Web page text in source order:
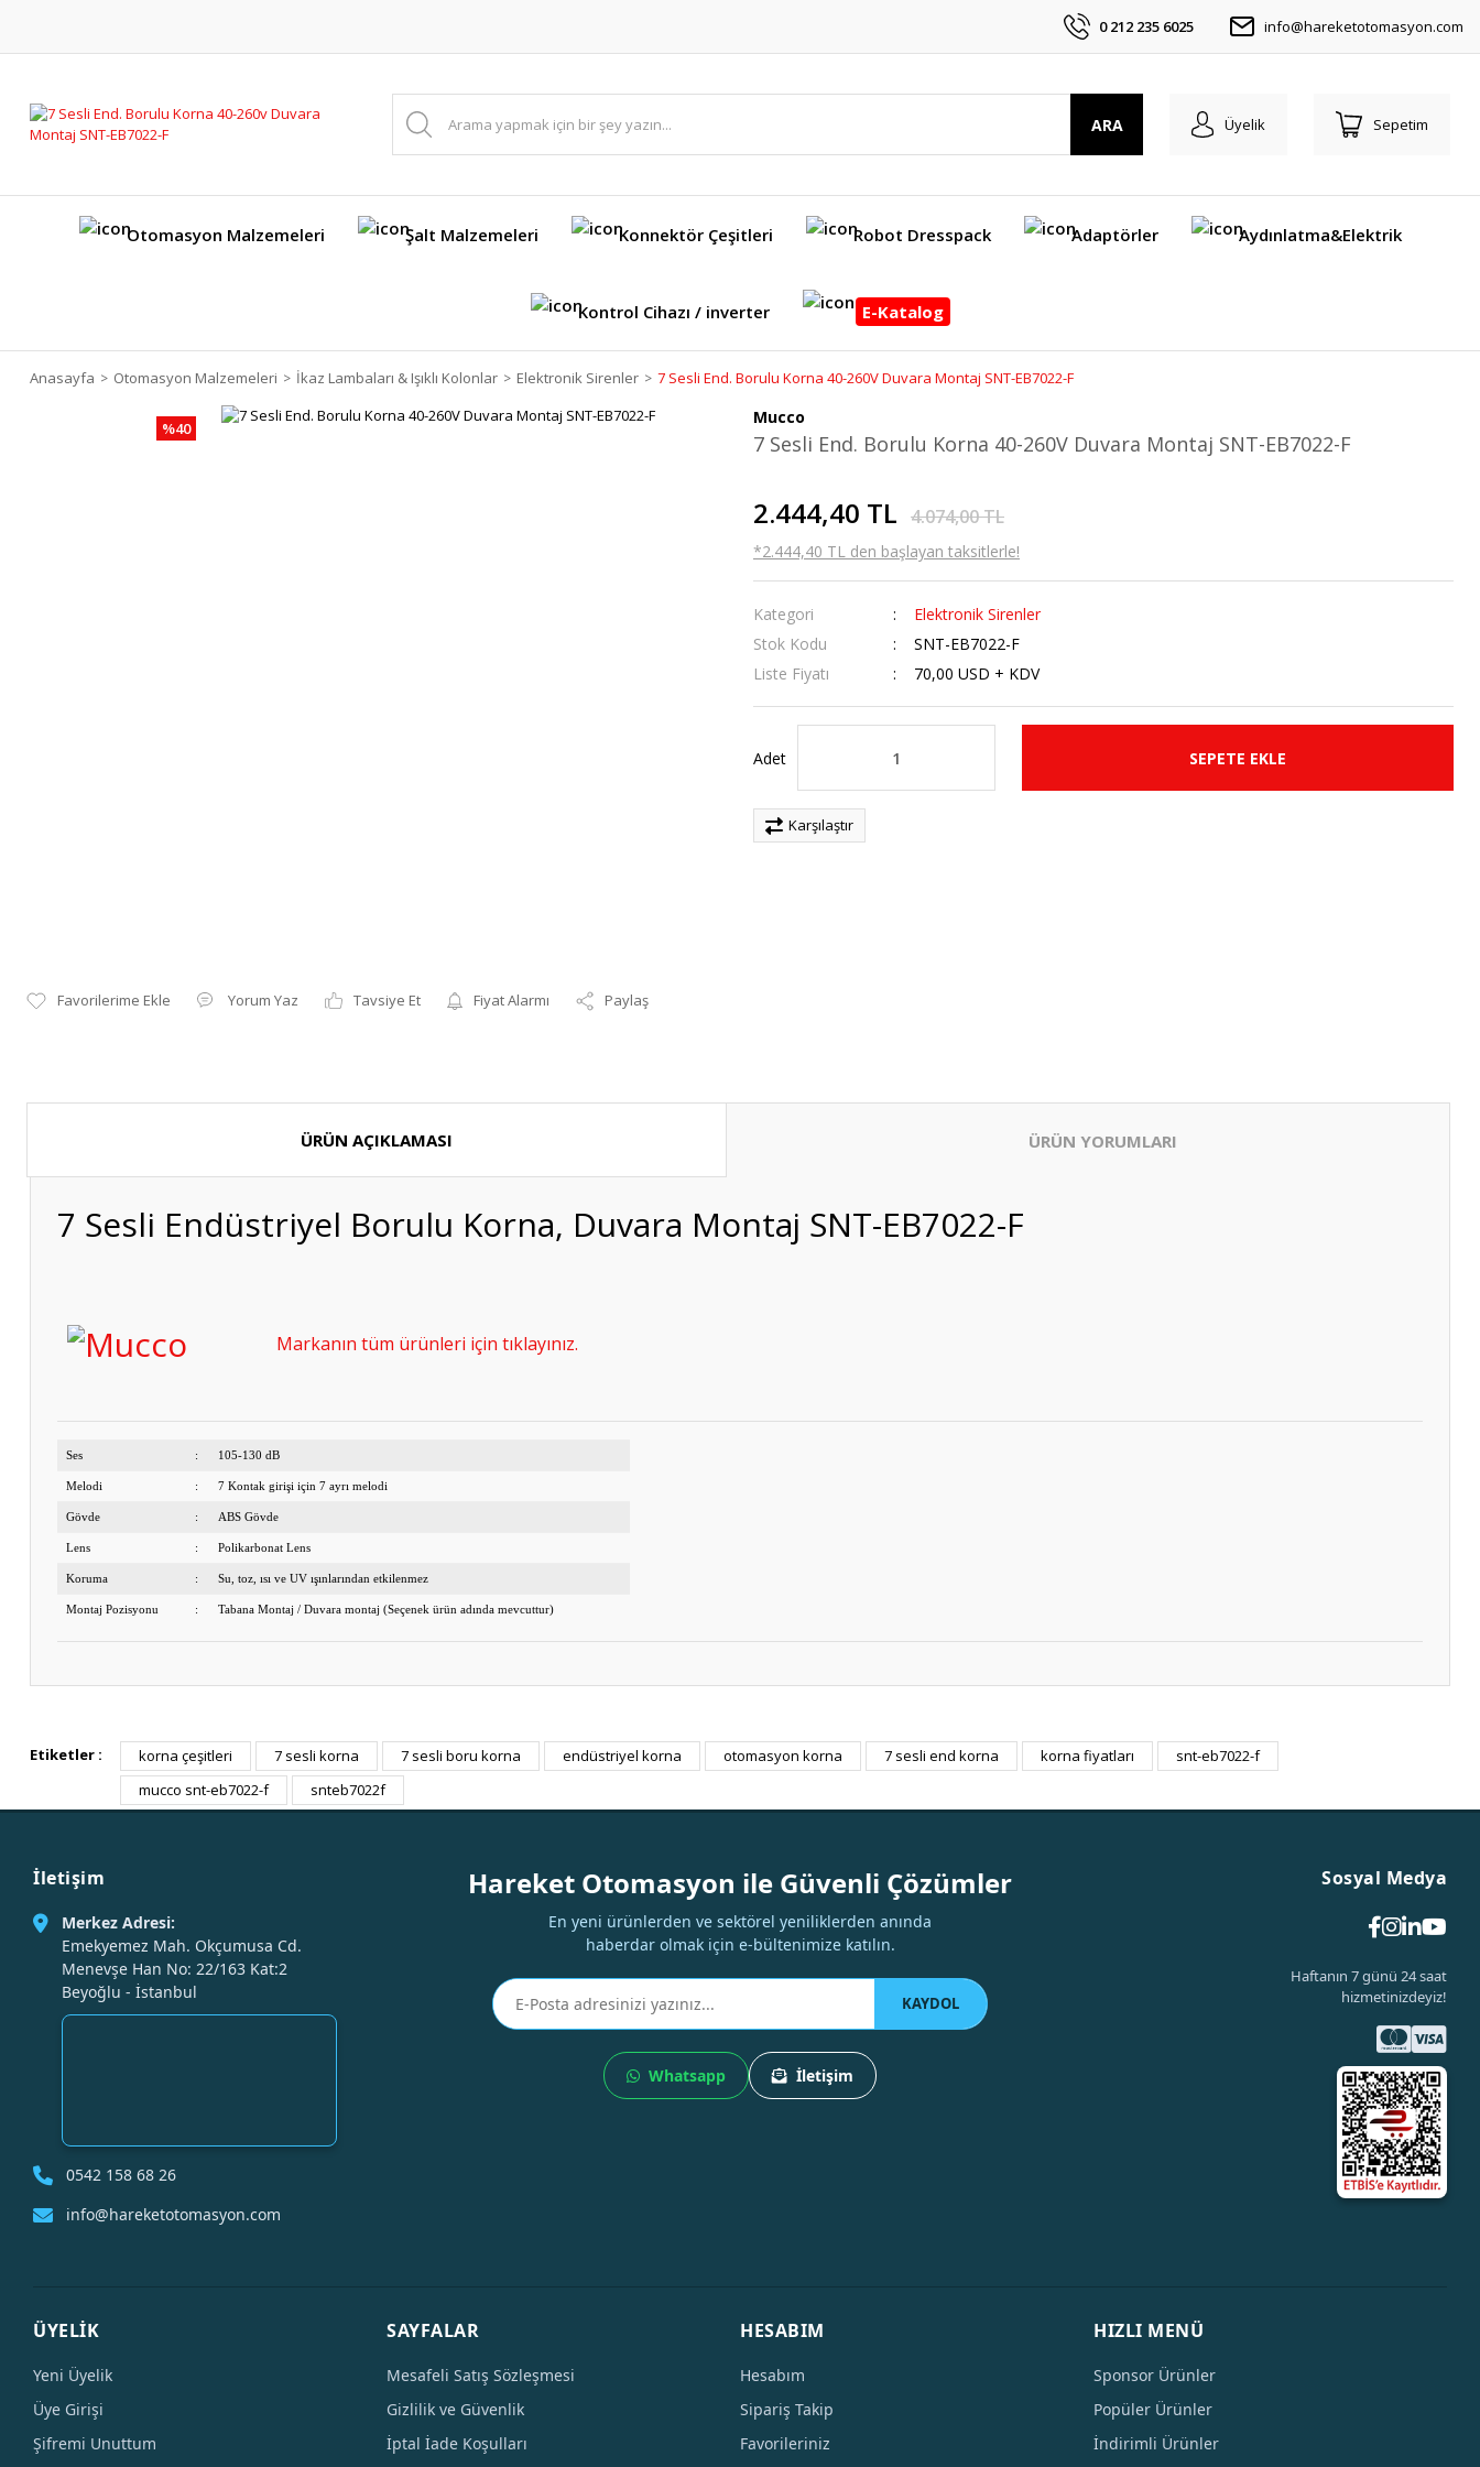
0 212 235 6025 info@hareketotomasyon.com
ARA Üyelik Sepetim
Otomasyon Malzemeleri Şalt Malzemeleri Konnektör Çeşitleri Robot Dresspack Adaptörler Aydınlatma&Elektrik
Kontrol Cihazı / inverter E-Katalog
Anasayfa Otomasyon Malzemeleri İkaz Lambaları & Işıklı Kolonlar Elektronik Sirenler 7 Sesli End. Borulu Korna 40-260V Duvara Montaj SNT-EB7022-F
%40
Yorum Yaz Tavsiye Et Fiyat Alarmı Paylaş
Mucco
7 Sesli End. Borulu Korna 40-260V Duvara Montaj SNT-EB7022-F
2.444,40 TL 4.074,00 TL
*2.444,40 TL den başlayan taksitlerle!
Kategori
Elektronik Sirenler
Stok Kodu
SNT-EB7022-F
Liste Fiyatı
70,00 USD + KDV
Adet SEPETE EKLE
Karşılaştır
ÜRÜN AÇIKLAMASI ÜRÜN YORUMLARI
7 Sesli Endüstriyel Borulu Korna, Duvara Montaj SNT-EB7022-F
Markanın tüm ürünleri için tıklayınız.
Ses : 105-130 dB
Melodi : 7 Kontak girişi için 7 ayrı melodi
Gövde : ABS Gövde
Lens : Polikarbonat Lens
Koruma : Su, toz, ısı ve UV ışınlarından etkilenmez
Montaj Pozisyonu : Tabana Montaj / Duvara montaj (Seçenek ürün adında mevcuttur)
Bu ürüne ilk yorumu siz yapın!
Etiketler : korna çeşitleri 7 sesli korna 7 sesli boru korna endüstriyel korna otomasyon korna 7 sesli end korna korna fiyatları
snt-eb7022-f
mucco snt-eb7022-f
snteb7022f
İletişim
Merkez Adresi:
Emekyemez Mah. Okçumusa Cd.
Menevşe Han No: 22/163 Kat:2
Beyoğlu - İstanbul
0542 158 68 26
info@hareketotomasyon.com
Hareket Otomasyon ile Güvenli Çözümler
En yeni ürünlerden ve sektörel yeniliklerden anında
haberdar olmak için e-bültenimize katılın.
KAYDOL
Whatsapp İletişim
Sosyal Medya
Haftanın 7 günü 24 saat
hizmetinizdeyiz!
ÜYELİK
Yeni Üyelik
Üye Girişi
Şifremi Unuttum
SAYFALAR
Mesafeli Satış Sözleşmesi
Gizlilik ve Güvenlik
İptal İade Koşulları
HESABIM
Hesabım
Sipariş Takip
Favorileriniz
HIZLI MENÜ
Sponsor Ürünler
Popüler Ürünler
İndirimli Ürünler